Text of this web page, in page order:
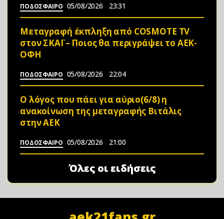
ΠΟΔΟΣΦΑΙΡΟ 05/08/2026 23:31
Μεταγραφή έκπληξη από COSMOTE TV
στον ΣΚΑΪ – Ποιος θα περιγράψει το ΑΕΚ-
ΟΦΗ
ΠΟΔΟΣΦΑΙΡΟ 05/08/2026 22:04
Ο λόγος που πάει για αύριο(6/8) η
ανακοίνωση της μεταγραφής Βιτάλις
στην ΑΕΚ
ΠΟΔΟΣΦΑΙΡΟ 05/08/2026 21:00
Όλες οι ειδήσεις